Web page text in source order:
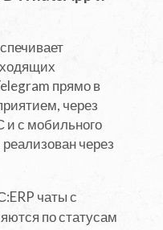
прямо в
через
и с мобильного
через
чаты с
по статусам